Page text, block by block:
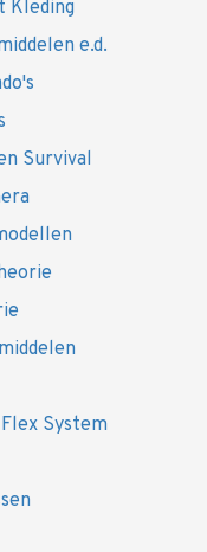
Kleding
e.d.
Survival
System